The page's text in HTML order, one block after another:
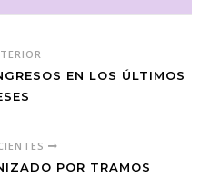
EN LOS ÚLTIMOS
POR TRAMOS